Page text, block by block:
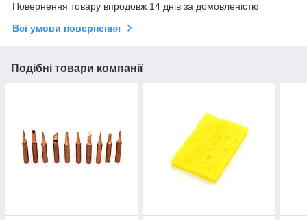
Повернення товару впродовж 14 днів за домовленістю
Всі умови повернення
Подібні товари компанії